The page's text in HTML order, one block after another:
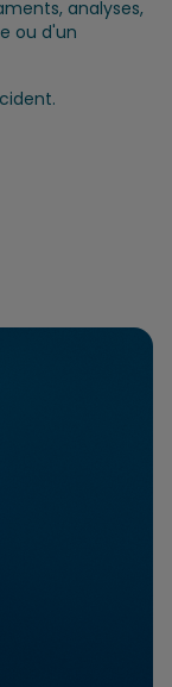
analyses,
ou d'un